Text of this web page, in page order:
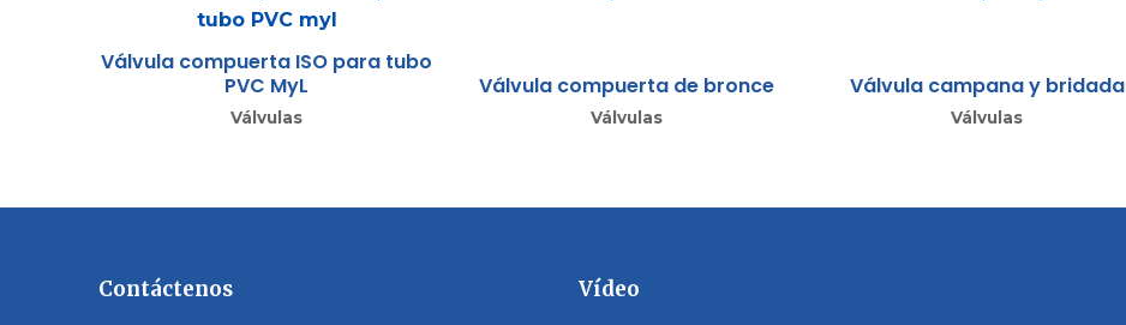
Válvula compuerta ISO para tubo
PVC MyL
Válvulas
Válvula compuerta de bronce
Válvulas
Válvula campana y bridada
Válvulas
Contáctenos Vídeo